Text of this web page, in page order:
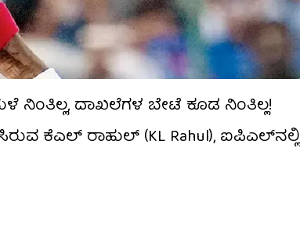
ದಾಖಲೆಗಳ ಬೇಟೆ ಕೂಡ ನಿಂತಿಲ್ಲ!
ಕೆಎಲ್ ರಾಹುಲ್ (KL Rahul), ಐಪಿಎಲ್‌ನಲ್ಲಿ